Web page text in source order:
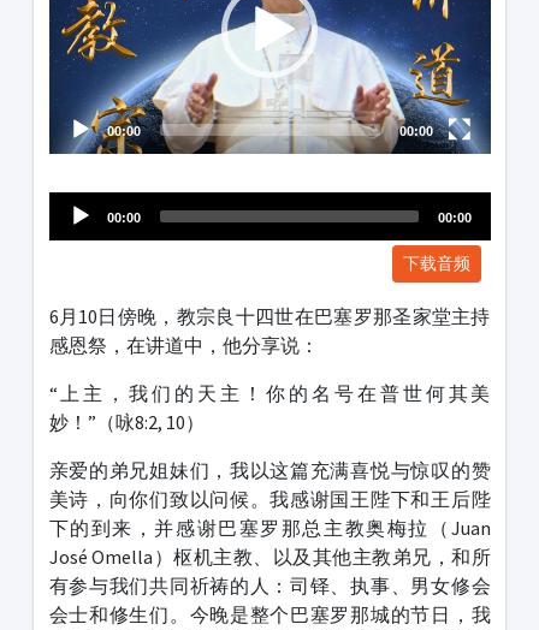
00:00 00:00
00:00 00:00
下载音频
6月10日傍晚，教宗良十四世在巴塞罗那圣家堂主持
感恩祭，在讲道中，他分享说：
“上主，我们的天主！你的名号在普世何其美
妙！”（咏8:2, 10）
亲爱的弟兄姐妹们，我以这篇充满喜悦与惊叹的赞
美诗，向你们致以问候。我感谢国王陛下和王后陛
下的到来，并感谢巴塞罗那总主教奥梅拉（Juan
José Omella）枢机主教、以及其他主教弟兄，和所
有参与我们共同祈祷的人：司铎、执事、男女修会
会士和修生们。今晚是整个巴塞罗那城的节日，我